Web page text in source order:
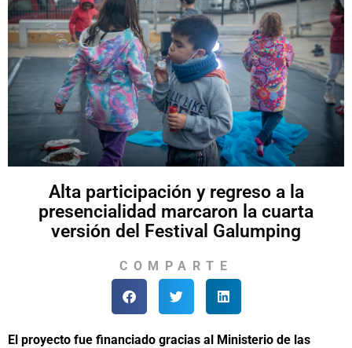
Alta participación y regreso a la
presencialidad marcaron la cuarta
versión del Festival Galumping
COMPARTE
El proyecto fue financiado gracias al Ministerio de las